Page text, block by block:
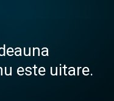
este uitare.